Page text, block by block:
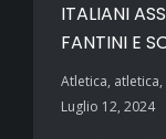
ITALIANI
FANTINI E
Atletica, atletica,
Luglio 12, 2024